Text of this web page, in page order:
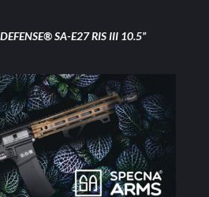
SA-E27 RIS III 10.5”